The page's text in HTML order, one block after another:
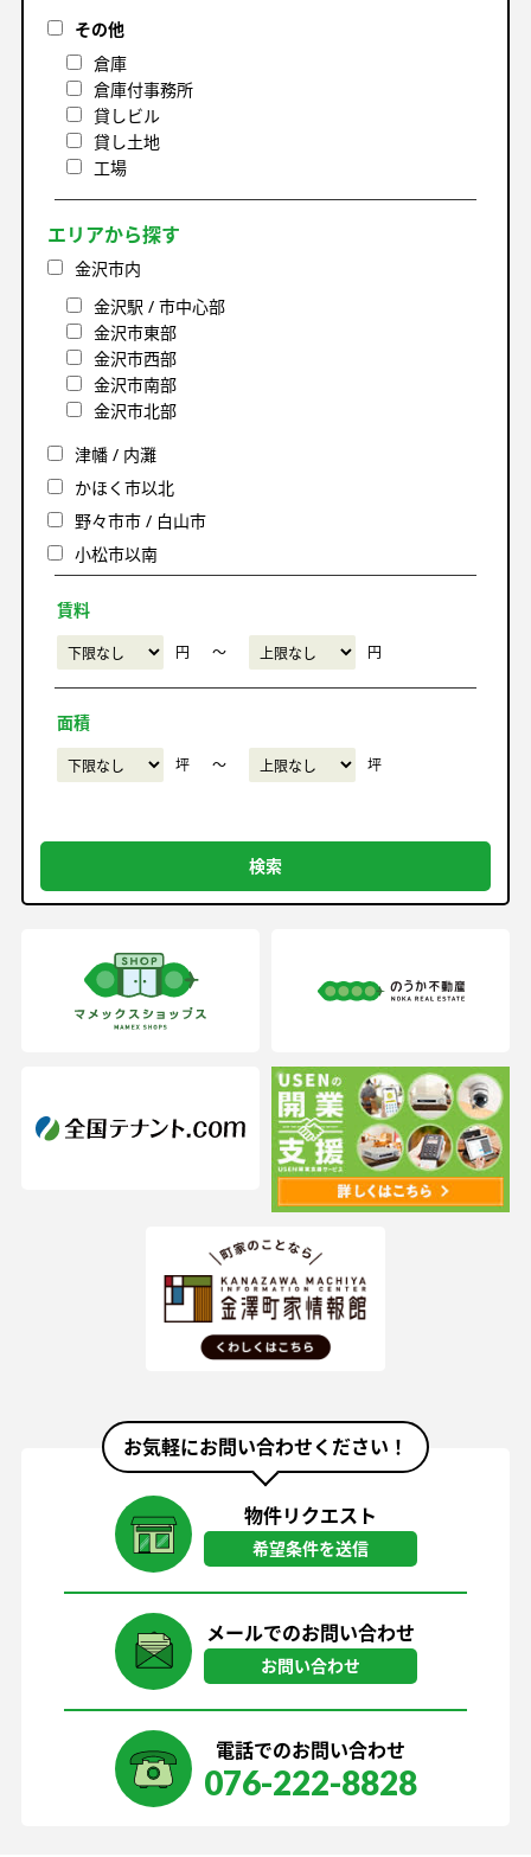
その他
倉庫
倉庫付事務所
貸しビル
貸し土地
工場
エリアから探す
金沢市内
金沢駅 / 市中心部
金沢市東部
金沢市西部
金沢市南部
金沢市北部
津幡 / 内灘
かほく市以北
野々市市 / 白山市
小松市以南
賃料
円 〜 円
面積
坪 〜 坪
お気軽にお問い合わせください！
物件リクエスト
希望条件を送信
メールでのお問い合わせ
お問い合わせ
電話でのお問い合わせ
076-222-8828